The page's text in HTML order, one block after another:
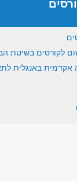
לקורסים בשיטת
אקדמית באנגלית